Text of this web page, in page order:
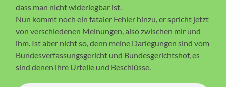
dass man nicht widerlegbar ist.
Nun kommt noch ein fataler Fehler hinzu, er spricht jetzt
von verschiedenen Meinungen, also zwischen mir und
ihm. Ist aber nicht so, denn meine Darlegungen sind vom
Bundesverfassungsgericht und Bundesgerichtshof, es
sind denen ihre Urteile und Beschlüsse.